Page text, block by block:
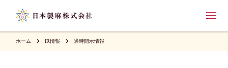
ホーム IR情報 適時開示情報